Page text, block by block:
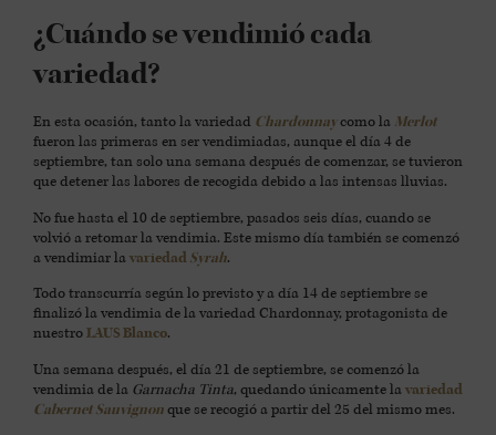
¿Cuándo se vendimió cada
variedad?
En esta ocasión, tanto la variedad Chardonnaycomo la Merlot
fueron las primeras en ser vendimiadas, aunqueel día 4 de
septiembre, tan solo una semana después de comenzar, se tuvieron
que detener las labores de recogida debido a las intensas lluvias.
No fue hasta el 10 de septiembre, pasados seis días, cuando se
volvió a retomar la vendimia. Este mismo día también se comenzó
a vendimiar la variedadSyrah.
Todo transcurría según lo previsto y a día 14 de septiembre se
finalizó la vendimia de la variedad Chardonnay, protagonista de
nuestroLAUS Blanco.
Una semana después, el día 21 de septiembre, se comenzó la
vendimia de la Garnacha Tinta, quedando únicamente la variedad
Cabernet Sauvignonque se recogió a partir del 25 del mismo mes.